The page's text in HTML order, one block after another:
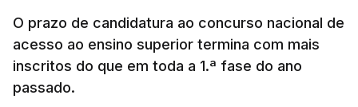
O prazo de candidatura ao concurso nacional de
acesso ao ensino superior termina com mais
inscritos do que em toda a 1.ª fase do ano
passado.